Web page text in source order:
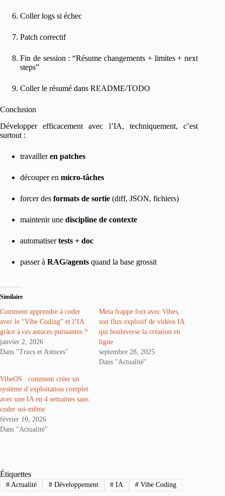
Coller logs si échec
Patch correctif
Fin de session : “Résume changements + limites + next
steps”
Coller le résumé dans README/TODO
Conclusion
Développer efficacement avec l’IA, techniquement, c’est
surtout :
travailleren patches
découper en micro-tâches
forcer des formats de sortie (diff, JSON, fichiers)
maintenir une discipline de contexte
automatisertests + doc
passer à RAG/agents quand la base grossit
Similaire
Comment apprendre à coder
avec le “Vibe Coding” et l’IA
grâce à ces astuces puissantes ?
janvier 2, 2026
Dans "Trucs et Astuces"
Meta frappe fort avec Vibes,
son flux explosif de vidéos IA
qui bouleverse la création en
ligne
septembre 28, 2025
Dans "Actualité"
VibeOS : comment créer un
système d’exploitation complet
avec une IA en 4 semaines sans
coder soi-même
février 10, 2026
Dans "Actualité"
Étiquettes
#Actualité #Développement # IA # Vibe Coding